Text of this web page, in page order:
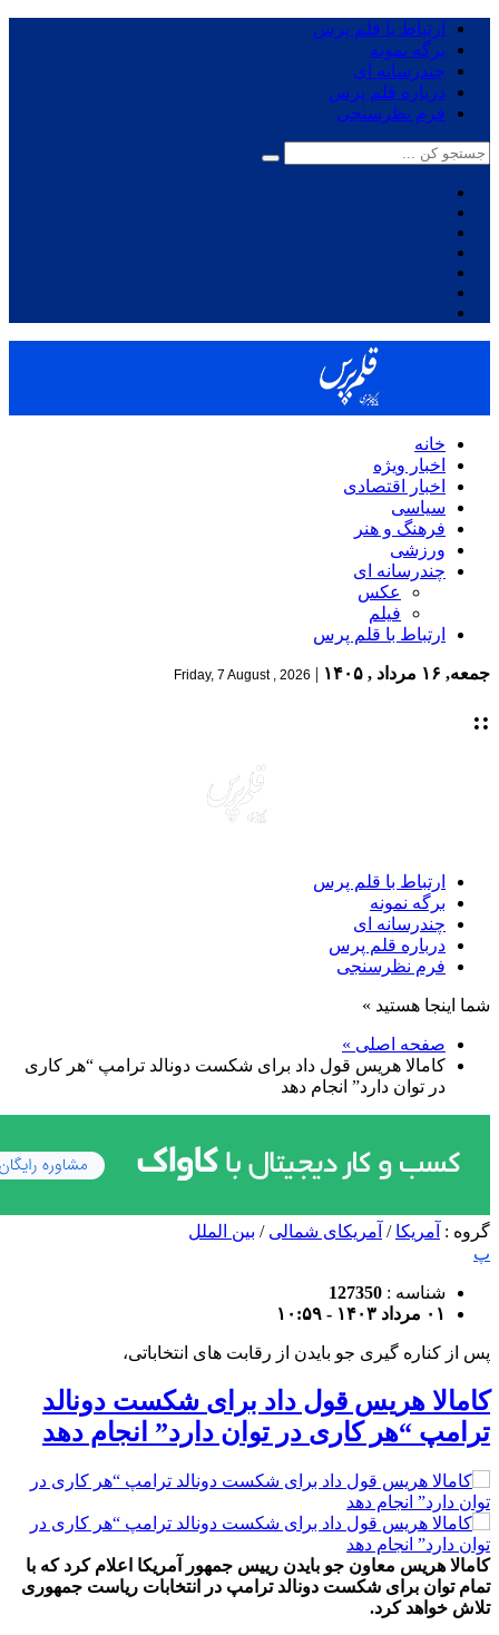
ارتباط با قلم پرس
برگه نمونه
چندرسانه ای
درباره قلم پرس
فرم نظرسنجی
خانه
اخبار ویژه
اخبار اقتصادی
سیاسی
فرهنگ و هنر
ورزشی
چندرسانه ای
عکس
فیلم
ارتباط با قلم پرس
جمعه, ۱۶ مرداد , ۱۴۰۵ |
Friday, 7 August , 2026
::
ارتباط با قلم پرس
برگه نمونه
چندرسانه ای
درباره قلم پرس
فرم نظرسنجی
شما اینجا هستید »
صفحه اصلی »
کامالا هریس قول داد برای شکست دونالد ترامپ “هر کاری
در توان دارد” انجام دهد
گروه : آمریکا / آمریکای شمالی / بین الملل
پ
شناسه : 127350
۰۱ مرداد ۱۴۰۳ - ۱۰:۵۹
پس از کناره گیری جو بایدن از رقابت های انتخاباتی،
کامالا هریس قول داد برای شکست دونالد
ترامپ “هر کاری در توان دارد” انجام دهد
کامالا هریس معاون جو بایدن رییس جمهور آمریکا اعلام کرد که با
تمام توان برای شکست دونالد ترامپ در انتخابات ریاست جمهوری
تلاش خواهد کرد.